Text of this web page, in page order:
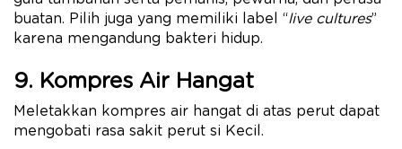
buatan. Pilih juga yang memiliki label “live cultures”
karena mengandung bakteri hidup.
9. Kompres Air Hangat
Meletakkan kompres air hangat di atas perut dapat
mengobati rasa sakit perut si Kecil.